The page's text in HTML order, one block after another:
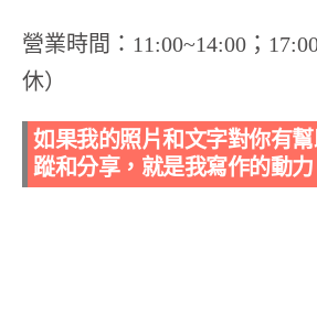
營業時間：11:00~14:00；
休）
如果我的照片和文字對你有
蹤和分享，就是我寫作的動力